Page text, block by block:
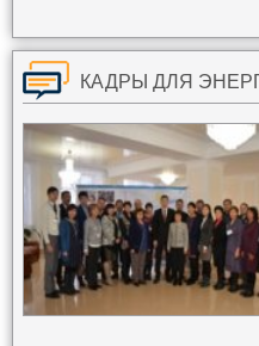
КАДРЫ ДЛЯ